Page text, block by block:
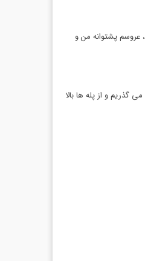
عروسم پشتوانه من و
گذریم و از پله ها بالا